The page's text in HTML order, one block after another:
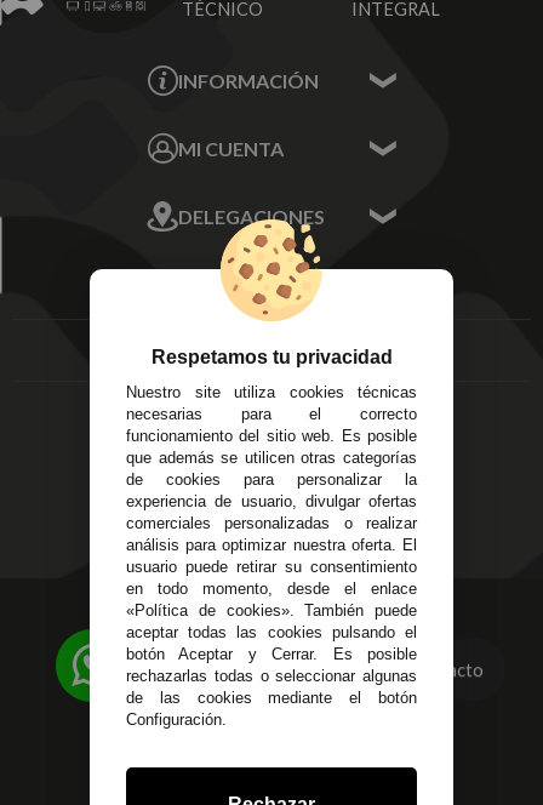
TÉCNICO
INTEGRAL
INFORMACIÓN
Sobre nosotros
MI CUENTA
Mis Direcciones
Mis Pedidos
Mis favoritos
FAQ's
DELEGACIONES
Écija - Sevilla
Av. Plaza de Toros.
Local 3
C/ Ingeniero Iribarren,
14
Alzira - Valencia
C/ Esplugues, 135
EMPRESA
Entregas y
Devoluciones
Política de Privacidad
Pago Seguro
Terminos y
Condiciones Generales
Políticas de Cookies
623 23 31 98
Atendemos Whatsapp
955 44 45 43/955 44 45 44
Avenida Plaza de Toros,
Contacto
Respetamos tu privacidad
Nuestro site utiliza cookies técnicas
necesarias para el correcto
funcionamiento del sitio web. Es posible
que además se utilicen otras categorías
de cookies para personalizar la
experiencia de usuario, divulgar ofertas
comerciales personalizadas o realizar
análisis para optimizar nuestra oferta. El
usuario puede retirar su consentimiento
en todo momento, desde el enlace
«Política de cookies». También puede
aceptar todas las cookies pulsando el
botón Aceptar y Cerrar. Es posible
rechazarlas todas o seleccionar algunas
de las cookies mediante el botón
Configuración.